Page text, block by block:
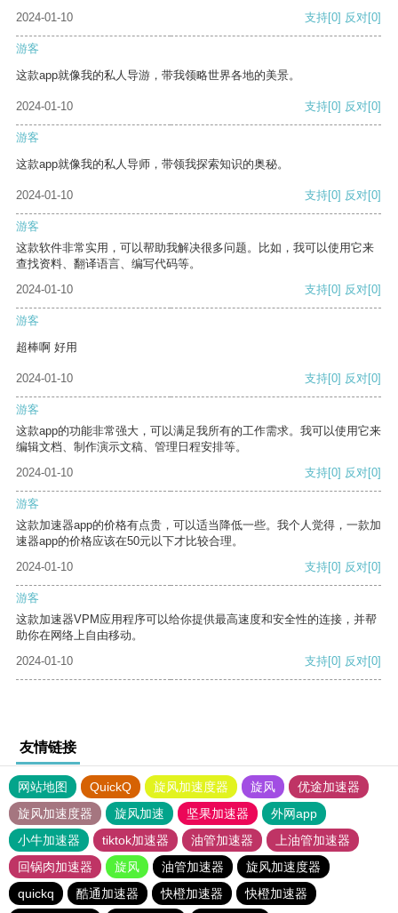
2024-01-10
支持[0] 反对[0]
游客
这款app就像我的私人导游，带我领略世界各地的美景。
2024-01-10 支持[0] 反对[0]
游客
这款app就像我的私人导师，带领我探索知识的奥秘。
2024-01-10 支持[0] 反对[0]
游客
这款软件非常实用，可以帮助我解决很多问题。比如，我可以使用它来
查找资料、翻译语言、编写代码等。
2024-01-10
支持[0] 反对[0]
游客
超棒啊 好用
2024-01-10 支持[0] 反对[0]
游客
这款app的功能非常强大，可以满足我所有的工作需求。我可以使用它来
编辑文档、制作演示文稿、管理日程安排等。
2024-01-10
支持[0] 反对[0]
游客
这款加速器app的价格有点贵，可以适当降低一些。我个人觉得，一款加
速器app的价格应该在50元以下才比较合理。
2024-01-10
支持[0] 反对[0]
游客
这款加速器VPM应用程序可以给你提供最高速度和安全性的连接，并帮
助你在网络上自由移动。
2024-01-10
支持[0] 反对[0]
友情链接
网站地图 QuickQ 旋风加速度器 旋风
优途加速器
旋风加速度器
旋风加速 坚果加速器
外网app
小牛加速器
tiktok加速器 油管加速器
上油管加速器
回锅肉加速器
旋风 油管加速器
旋风加速度器
quickq
酷通加速器 快橙加速器 快橙加速器